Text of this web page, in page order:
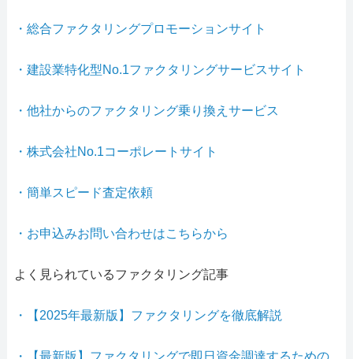
・総合ファクタリングプロモーションサイト
・建設業特化型No.1ファクタリングサービスサイト
・他社からのファクタリング乗り換えサービス
・株式会社No.1コーポレートサイト
・簡単スピード査定依頼
・お申込みお問い合わせはこちらから
よく見られているファクタリング記事
・【2025年最新版】ファクタリングを徹底解説